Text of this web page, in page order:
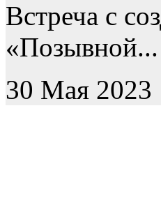
Встреча с
«Позывной...
30 Мая 2023